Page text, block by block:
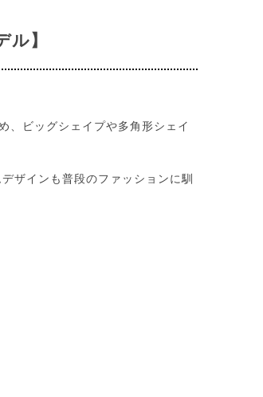
ル】
、ビッグシェイプや多角形シェイ
ザインも普段のファッションに馴